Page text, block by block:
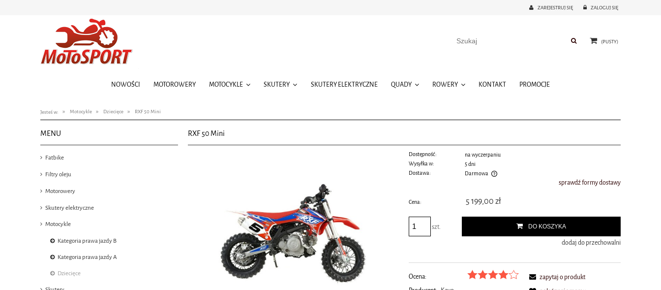
ZAREJESTRUJ SIĘ ZALOGUJ SIĘ
(PUSTY)
NOWOŚCI MOTOROWERY MOTOCYKLE SKUTERY SKUTERY ELEKTRYCZNE QUADY ROWERY KONTAKT PROMOCJE
Jesteś w: » Motocykle » Dziecięce » RXF 50 Mini
MENU
Fatbike
Filtry oleju
Motorowery
Skutery elektryczne
Motocykle
Kategoria prawa jazdy B
Kategoria prawa jazdy A
Dziecięce
RXF 50 Mini
Dostępność:
na wyczerpaniu
Wysyłka w:
5 dni
Dostawa:
Darmowa
sprawdź formy dostawy
Cena: 5 199,00 zł
szt. DO KOSZYKA
dodaj do przechowalni
Ocena:
zapytaj o produkt